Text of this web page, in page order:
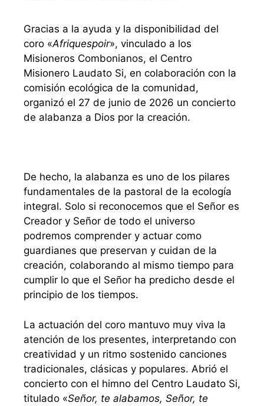
Gracias a la ayuda y la disponibilidad del
coro «Afriquespoir», vinculado a los
Misioneros Combonianos, el Centro
Misionero Laudato Si, en colaboración con la
comisión ecológica de la comunidad,
organizó el 27 de junio de 2026 un concierto
de alabanza a Dios por la creación.
De hecho, la alabanza es uno de los pilares
fundamentales de la pastoral de la ecología
integral. Solo si reconocemos que el Señor es
Creador y Señor de todo el universo
podremos comprender y actuar como
guardianes que preservan y cuidan de la
creación, colaborando al mismo tiempo para
cumplir lo que el Señor ha predicho desde el
principio de los tiempos.
La actuación del coro mantuvo muy viva la
atención de los presentes, interpretando con
creatividad y un ritmo sostenido canciones
tradicionales, clásicas y populares. Abrió el
concierto con el himno del Centro Laudato Si,
titulado «Señor, te alabamos, Señor, te